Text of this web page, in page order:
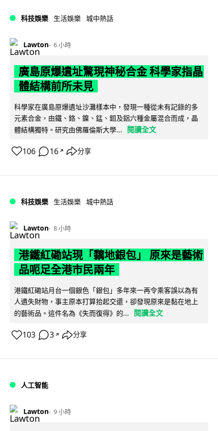
科技娛樂 生活娛樂 城中熱話
Lawton 6 小時
廣島原爆遺址驚現神秘合金 科學家指晶
體結構前所未見
科學家在廣島原爆遺址沙灘樣本中，發現一種從未有記錄的多
元素合金，由鐵、鉻、鎳、錳、鉬及鋁六種金屬混合而成，晶
體結構獨特。研究由佛羅倫斯大學...
閱讀全文
106 16 ↗ 分享
科技娛樂 生活娛樂 城中熱話
Lawton 8 小時
港鐵紅磡站現「黐地銀包」 原來是藝術
品呃足全港市民兩年
港鐵紅磡站月台一個銀色「銀包」多年來一再令乘客誤以為有
人遺失財物，事主原本打算拾起交還，卻發現原來是黏在地上
的藝術品。這件名為《失而復得》的...
閱讀全文
103 3 ↗ 分享
人工智能
Lawton 9 小時